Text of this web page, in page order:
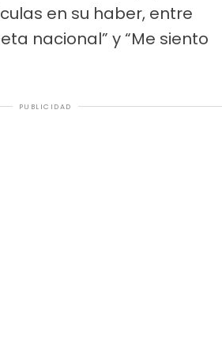
en su haber, entre
nacional” y “Me siento
PUBLICIDAD